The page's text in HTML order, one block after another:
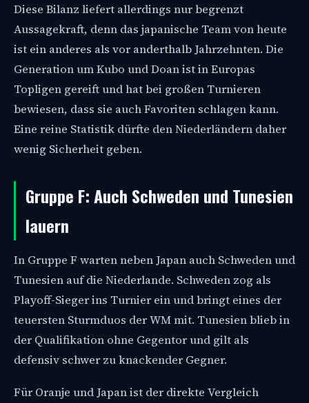
Diese Bilanz liefert allerdings nur begrenzt
Aussagekraft, denn das japanische Team von heute
ist ein anderes als vor anderthalb Jahrzehnten. Die
Generation um Kubo und Doan ist in Europas
Topligen gereift und hat bei großen Turnieren
bewiesen, dass sie auch Favoriten schlagen kann.
Eine reine Statistik dürfte den Niederländern daher
wenig Sicherheit geben.
Gruppe F: Auch Schweden und Tunesien
lauern
In Gruppe F warten neben Japan auch Schweden und
Tunesien auf die Niederlande. Schweden zog als
Playoff-Sieger ins Turnier ein und bringt eines der
teuersten Sturmduos der WM mit. Tunesien blieb in
der Qualifikation ohne Gegentor und gilt als
defensiv schwer zu knackender Gegner.
Für Oranje und Japan ist der direkte Vergleich